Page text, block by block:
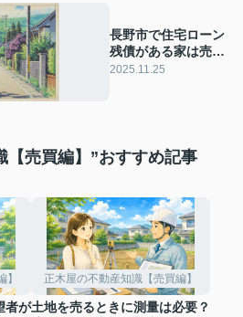
長野市で住宅ローン
残債がある家は売却
できる？進め方と注
2025.11.25
【売買編】”おすすめ記事
者が
正木屋の不動産知識【売買編】
土地を売るときに測量は必要？